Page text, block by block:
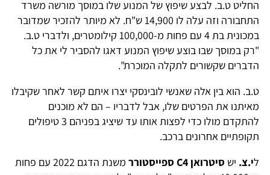
החליט ט.ב. לבצע שיפוץ של המנוע שלו במוסך מורשה משרד
התחבורה וזה עלה לו 14,900 ש"ח. לא מיותר להזכיר שמדובר
במכונית בת 4 עם פחות מ-100,000 קילומטרים, ולדברי ט.ב.
"רק במוסך שבו בוצע שיפוץ המנוע דאגו להסביר לי את כל
הדברים שקשורים לתקלה המוכרת".
ט.ב. הוא בין אלה שאנשי לובינסקי יצרו איתם קשר לאחר שקיבלו
מאיתנו את הפרטים שלו, אבל לדבריו – הם לא מוכנים
להתקדם מולו כדי לפצות אותו עד שיציג בפניהם 3 טיפולים
תקופתיים אחרונים ברכב.
לי.צ. יש סיטרואן C4 ספייסטורר
משנת הדגם 2022 עם פחות